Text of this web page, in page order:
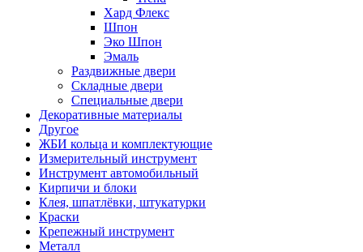
Хард Флекс
Шпон
Эко Шпон
Эмаль
Раздвижные двери
Складные двери
Специальные двери
Декоративные материалы
Другое
ЖБИ кольца и комплектующие
Измерительный инструмент
Инструмент автомобильный
Кирпичи и блоки
Клея, шпатлёвки, штукатурки
Краски
Крепежный инструмент
Металл